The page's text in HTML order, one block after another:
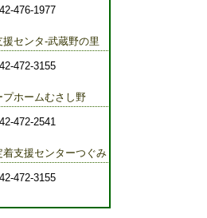
476-1977
援センタ-武蔵野の里
472-3155
プホームむさし野
472-2541
着支援センターつぐみ
472-3155